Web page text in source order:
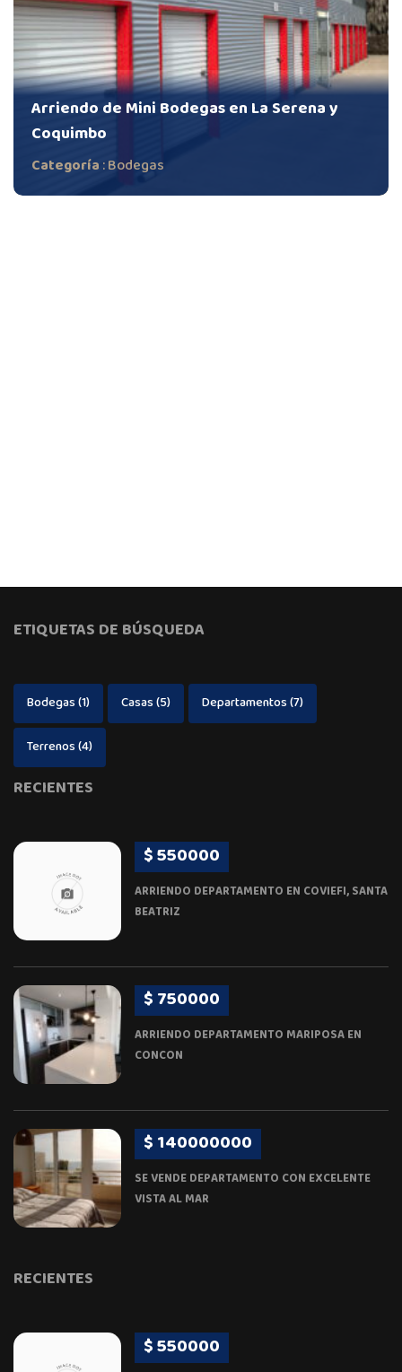
Arriendo de Mini Bodegas en La Serena y
Coquimbo
Categoría:Bodegas
ETIQUETAS DE BÚSQUEDA
Bodegas(1) Casas(5) Departamentos(7)
Terrenos(4)
RECIENTES
$ 550000
ARRIENDO DEPARTAMENTO EN COVIEFI, SANTA
BEATRIZ
$ 750000
ARRIENDO DEPARTAMENTO MARIPOSA EN
CONCON
$ 140000000
SE VENDE DEPARTAMENTO CON EXCELENTE
VISTA AL MAR
RECIENTES
$ 550000